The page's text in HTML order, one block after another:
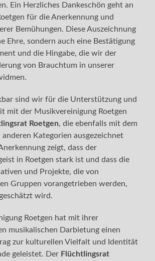
Ein Herzliches Dankeschön geht an
für die Anerkennung und
Bemühungen. Diese Auszeichnung
Ehre, sondern auch eine Bestätigung
und die Hingabe, die wir der
von Brauchtum in unserer
sind wir für die Unterstützung und
mit der Musikvereinigung Roetgen
Roetgen, die ebenfalls mit dem
Kategorien ausgezeichnet
zeigt, dass der
in Roetgen stark ist und dass die
und Projekte, die von
Gruppen vorangetrieben werden,
wird.
Roetgen hat mit ihrer
musikalischen Darbietung einen
zur kulturellen Vielfalt und Identität
geleistet. Der Flüchtlingsrat